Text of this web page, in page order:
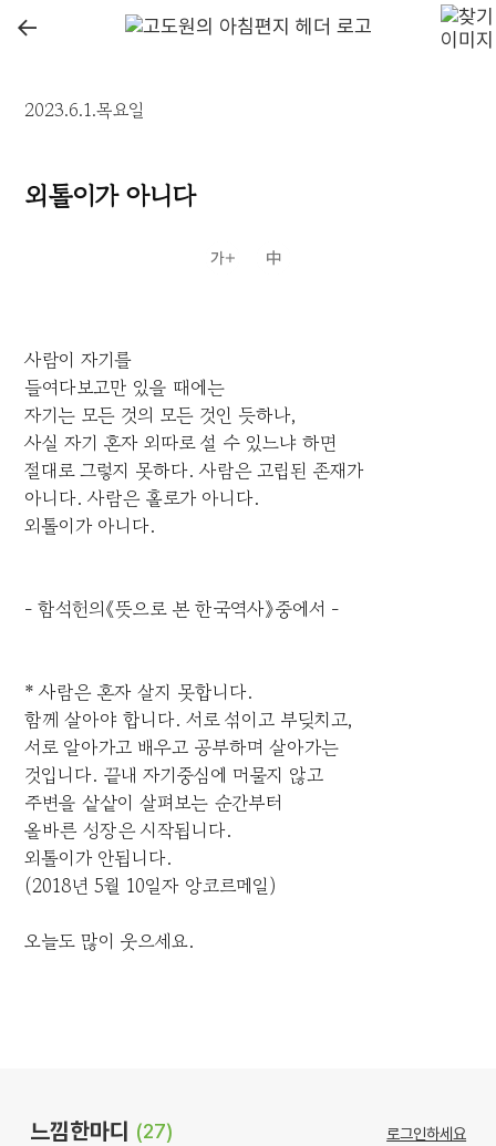
←
2023.6.1.목요일
외톨이가 아니다
사람이 자기를
들여다보고만 있을 때에는
자기는 모든 것의 모든 것인 듯하나,
사실 자기 혼자 외따로 설 수 있느냐 하면
절대로 그렇지 못하다. 사람은 고립된 존재가
아니다. 사람은 홀로가 아니다.
외톨이가 아니다.
- 함석헌의《뜻으로 본 한국역사》중에서 -
* 사람은 혼자 살지 못합니다.
함께 살아야 합니다. 서로 섞이고 부딪치고,
서로 알아가고 배우고 공부하며 살아가는
것입니다. 끝내 자기중심에 머물지 않고
주변을 샅샅이 살펴보는 순간부터
올바른 성장은 시작됩니다.
외톨이가 안됩니다.
(2018년 5월 10일자 앙코르메일)
오늘도 많이 웃으세요.
느낌한마디 (27) 로그인하세요